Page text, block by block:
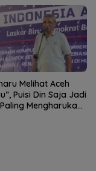
Melihat Aceh
Puisi Din Saja Jadi
Mengharukan